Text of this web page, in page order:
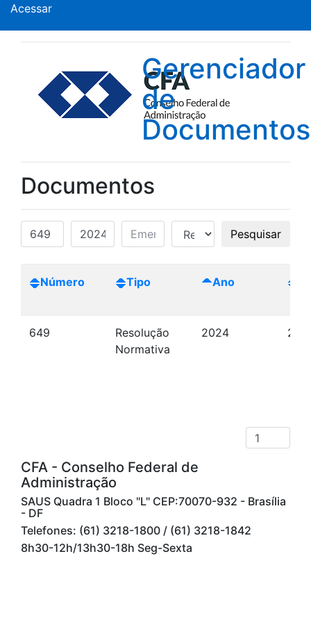
Acessar
Gerenciador
de
Documentos
Documentos
Pesquisar
Número Tipo Ano
649
Resolução
Normativa
2024 28/
CFA - Conselho Federal de
Administração
SAUS Quadra 1 Bloco "L" CEP:70070-932 - Brasília
- DF
Telefones: (61) 3218-1800 / (61) 3218-1842
8h30-12h/13h30-18h Seg-Sexta